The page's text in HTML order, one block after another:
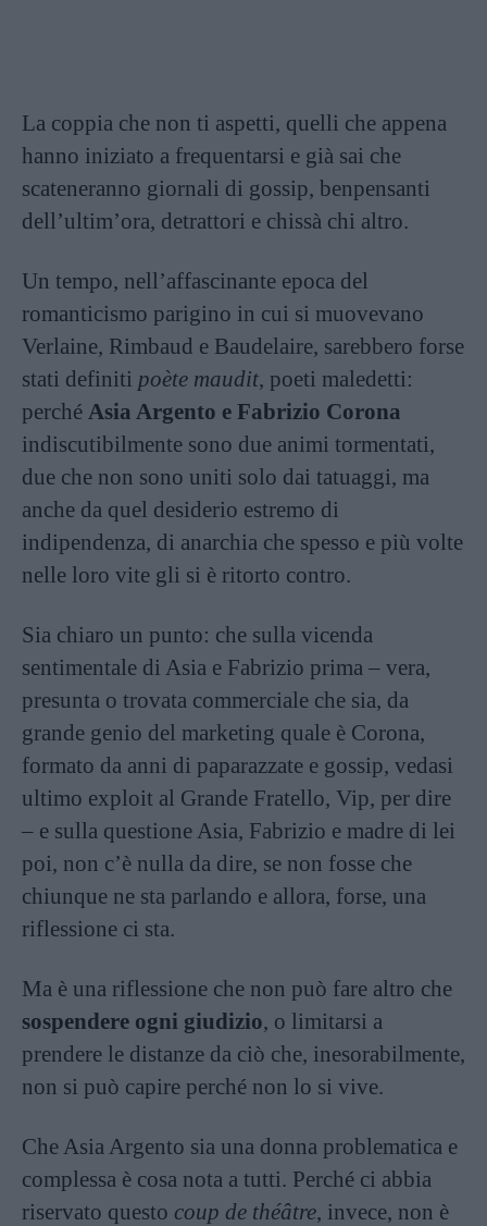
La coppia che non ti aspetti, quelli che appena
hanno iniziato a frequentarsi e già sai che
scateneranno giornali di gossip, benpensanti
dell’ultim’ora, detrattori e chissà chi altro.
Un tempo, nell’affascinante epoca del
romanticismo parigino in cui si muovevano
Verlaine, Rimbaud e Baudelaire, sarebbero forse
stati definiti poète maudit, poeti maledetti:
perché Asia Argento e Fabrizio Corona
indiscutibilmente sono due animi tormentati,
due che non sono uniti solo dai tatuaggi, ma
anche da quel desiderio estremo di
indipendenza, di anarchia che spesso e più volte
nelle loro vite gli si è ritorto contro.
Sia chiaro un punto: che sulla vicenda
sentimentale di Asia e Fabrizio prima – vera,
presunta o trovata commerciale che sia, da
grande genio del marketing quale è Corona,
formato da anni di paparazzate e gossip, vedasi
ultimo exploit al Grande Fratello, Vip, per dire
– e sulla questione Asia, Fabrizio e madre di lei
poi, non c’è nulla da dire, se non fosse che
chiunque ne sta parlando e allora, forse, una
riflessione ci sta.
Ma è una riflessione che non può fare altro che
sospendere ogni giudizio, o limitarsi a
prendere le distanze da ciò che, inesorabilmente,
non si può capire perché non lo si vive.
Che Asia Argento sia una donna problematica e
complessa è cosa nota a tutti. Perché ci abbia
riservato questo coup de théâtre, invece, non è